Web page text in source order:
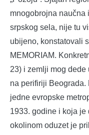
mnogobrojna naučna
srpskog sela, nije tu
ubijeno, konstatovali
MEMORIAM.
23) i zemlji mog
na perifiriji Beograda.
jedne evropske
1933. godine i koja
okolinom oduzet je